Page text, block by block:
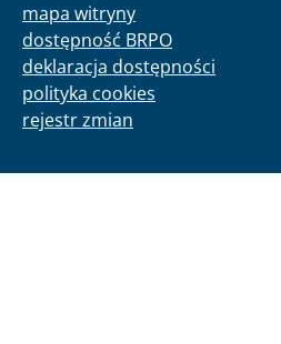
mapa witryny
dostępność BRPO
deklaracja dostępności
polityka cookies
rejestr zmian